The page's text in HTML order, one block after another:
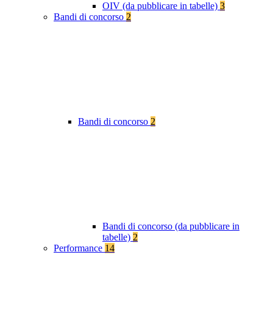
OIV (da pubblicare in tabelle) 3
Bandi di concorso 2
Bandi di concorso 2
Bandi di concorso (da pubblicare in
tabelle) 2
Performance 14